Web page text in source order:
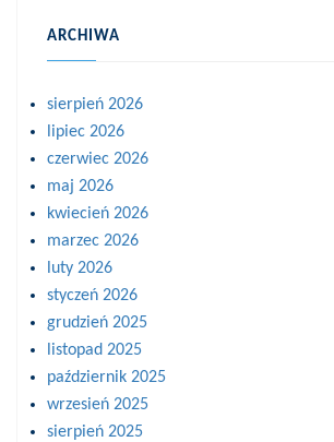
ARCHIWA
sierpień 2026
lipiec 2026
czerwiec 2026
maj 2026
kwiecień 2026
marzec 2026
luty 2026
styczeń 2026
grudzień 2025
listopad 2025
październik 2025
wrzesień 2025
sierpień 2025